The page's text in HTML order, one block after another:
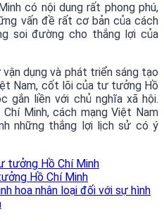
có nội dung rất phong phú,
vấn đề rất cơ bản của cách
soi đường cho thắng lợi của
dụng và phát triển sáng tạo
Nam, cốt lõi của tư tưởng Hồ
gắn liền với chủ nghĩa xã hội.
Minh, cách mạng Việt Nam
những thắng lợi lịch sử có ý
tưởng Hồ Chí Minh
Hồ Chí Minh
hoa nhân loại đối với sự hình